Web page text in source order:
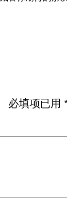
必填项已用